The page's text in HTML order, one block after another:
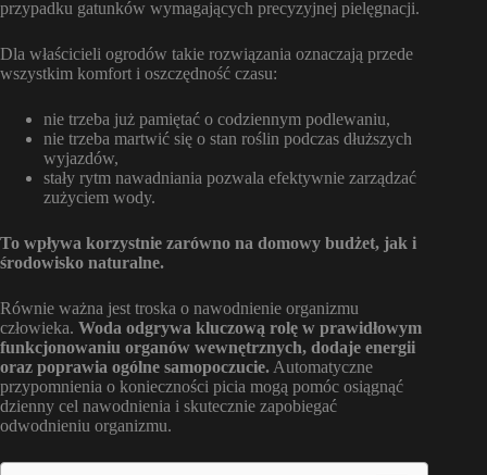
przypadku gatunków wymagających precyzyjnej pielęgnacji.
Dla właścicieli ogrodów takie rozwiązania oznaczają przede
wszystkim komfort i oszczędność czasu:
nie trzeba już pamiętać o codziennym podlewaniu,
nie trzeba martwić się o stan roślin podczas dłuższych
wyjazdów,
stały rytm nawadniania pozwala efektywnie zarządzać
zużyciem wody.
To wpływa korzystnie zarówno na domowy budżet, jak i
środowisko naturalne.
Równie ważna jest troska o nawodnienie organizmu
człowieka. Woda odgrywa kluczową rolę w prawidłowym
funkcjonowaniu organów wewnętrznych, dodaje energii
oraz poprawia ogólne samopoczucie. Automatyczne
przypomnienia o konieczności picia mogą pomóc osiągnąć
dzienny cel nawodnienia i skutecznie zapobiegać
odwodnieniu organizmu.